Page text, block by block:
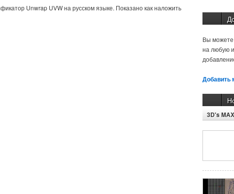
Unwrap UVW на русском языке. Показано как наложить
Вы можете
на любую
Добавить
3D's MAX